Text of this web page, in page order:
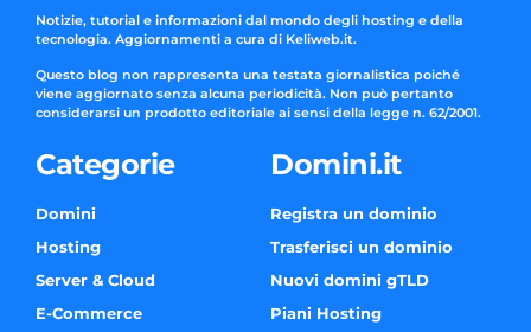
Notizie, tutorial e informazioni dal mondo degli hosting e della
tecnologia. Aggiornamenti a cura di Keliweb.it.
Questo blog non rappresenta una testata giornalistica poiché
viene aggiornato senza alcuna periodicità. Non può pertanto
considerarsi un prodotto editoriale ai sensi della legge n. 62/2001.
Categorie
Domini
Hosting
Server & Cloud
E-Commerce
Domini.it
Registra un dominio
Trasferisci un dominio
Nuovi domini gTLD
Piani Hosting